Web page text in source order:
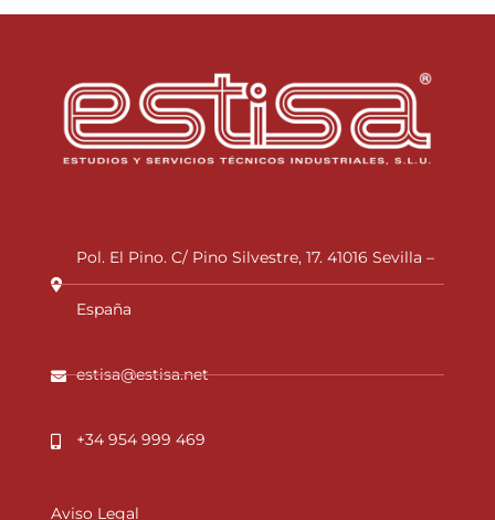
Pol. El Pino. C/ Pino Silvestre, 17. 41016 Sevilla –
España
estisa@estisa.net
+34 954 999 469
Aviso Legal